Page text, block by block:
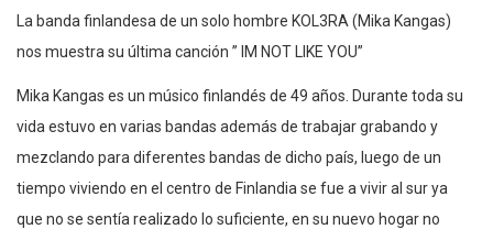
La banda finlandesa de un solo hombre KOL3RA (Mika Kangas)
nos muestra su última canción ” IM NOT LIKE YOU”
Mika Kangas es un músico finlandés de 49 años. Durante toda su
vida estuvo en varias bandas además de trabajar grabando y
mezclando para diferentes bandas de dicho país, luego de un
tiempo viviendo en el centro de Finlandia se fue a vivir al sur ya
que no se sentía realizado lo suficiente, en su nuevo hogar no